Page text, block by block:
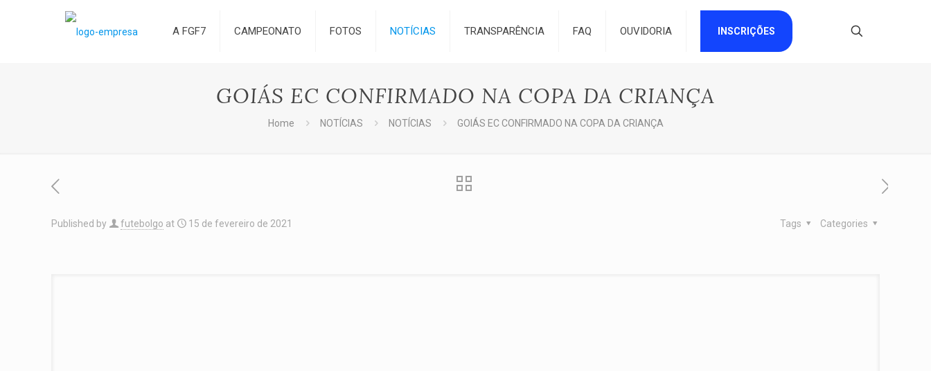
A FGF7 CAMPEONATO FOTOS NOTÍCIAS TRANSPARÊNCIA FAQ OUVIDORIA INSCRIÇÕES
GOIÁS EC CONFIRMADO NA COPA DA CRIANÇA
Home NOTÍCIAS NOTÍCIAS GOIÁS EC CONFIRMADO NA COPA DA CRIANÇA
Published by futebolgo at 15 de fevereiro de 2021 Categories
Tags